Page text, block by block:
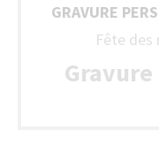
GRAVURE
Fête des